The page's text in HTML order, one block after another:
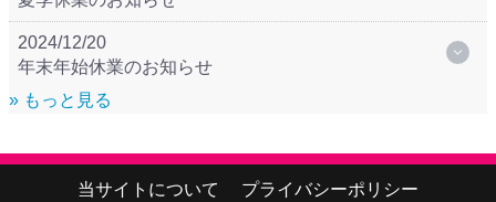
2024/12/20
年末年始休業のお知らせ
» もっと見る
当サイトについて
プライバシーポリシー